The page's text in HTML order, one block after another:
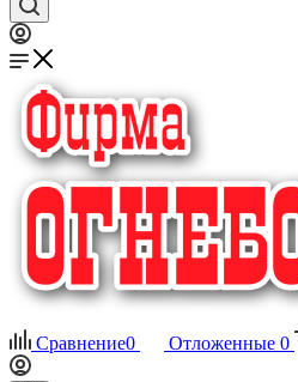
Сравнение0 Отложенные 0